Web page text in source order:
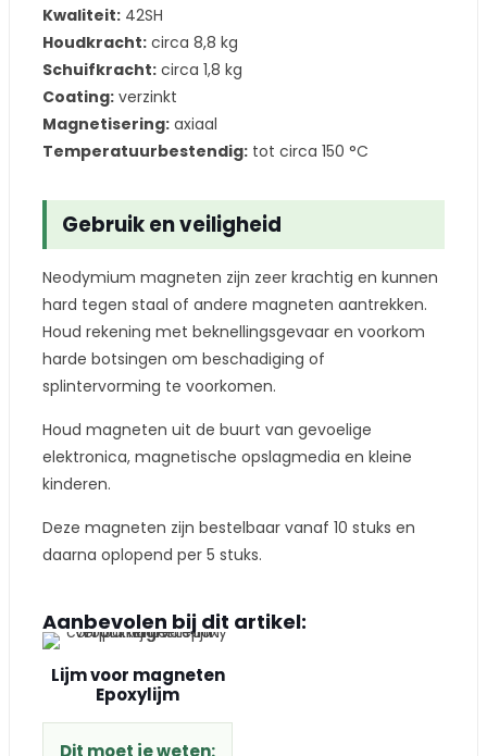
Kwaliteit: 42SH
Houdkracht: circa 8,8 kg
Schuifkracht: circa 1,8 kg
Coating: verzinkt
Magnetisering: axiaal
Temperatuurbestendig: tot circa 150 °C
Gebruik en veiligheid
Neodymium magneten zijn zeer krachtig en kunnen
hard tegen staal of andere magneten aantrekken.
Houd rekening met beknellingsgevaar en voorkom
harde botsingen om beschadiging of
splintervorming te voorkomen.
Houd magneten uit de buurt van gevoelige
elektronica, magnetische opslagmedia en kleine
kinderen.
Deze magneten zijn bestelbaar vanaf 10 stuks en
daarna oplopend per 5 stuks.
Aanbevolen bij dit artikel:
Lijm voor magneten
Epoxylijm
Dit moet je weten: